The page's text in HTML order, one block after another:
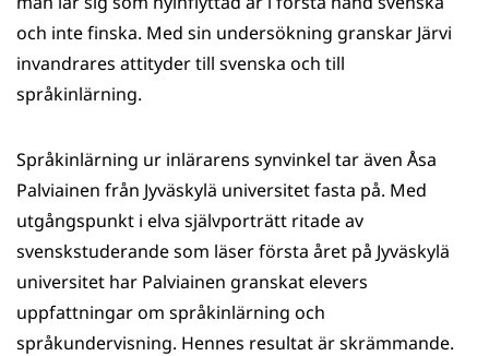
och inte finska. Med sin undersökning granskar Järvi
invandrares attityder till svenska och till
språkinlärning.
Språkinlärning ur inlärarens synvinkel tar även Åsa
Palviainen från Jyväskylä universitet fasta på. Med
utgångspunkt i elva självporträtt ritade av
svenskstuderande som läser första året på Jyväskylä
universitet har Palviainen granskat elevers
uppfattningar om språkinlärning och
språkundervisning. Hennes resultat är skrämmande.